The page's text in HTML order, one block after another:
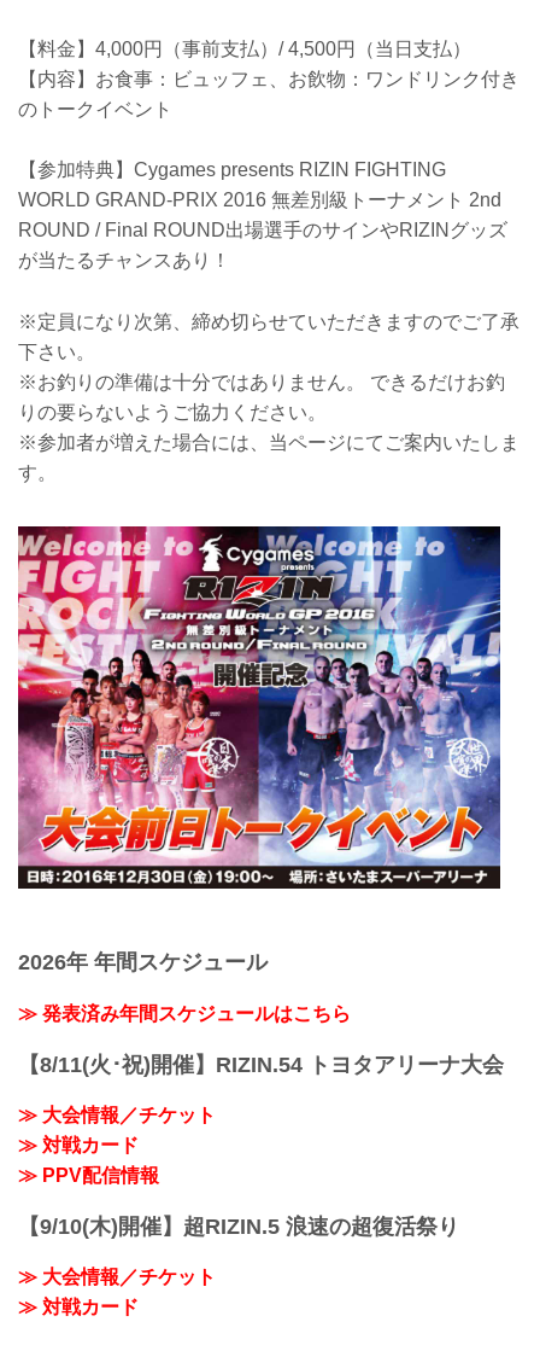
【料金】4,000円（事前支払）/ 4,500円（当日支払）
【内容】お食事：ビュッフェ、お飲物：ワンドリンク付き
のトークイベント
【参加特典】Cygames presents RIZIN FIGHTING
WORLD GRAND-PRIX 2016 無差別級トーナメント 2nd
ROUND / Final ROUND出場選手のサインやRIZINグッズ
が当たるチャンスあり！
※定員になり次第、締め切らせていただきますのでご了承
下さい。
※お釣りの準備は十分ではありません。 できるだけお釣
りの要らないようご協力ください。
※参加者が増えた場合には、当ページにてご案内いたしま
す。
2026年 年間スケジュール
≫ 発表済み年間スケジュールはこちら
【8/11(火･祝)開催】RIZIN.54 トヨタアリーナ大会
≫ 大会情報／チケット
≫ 対戦カード
≫ PPV配信情報
【9/10(木)開催】超RIZIN.5 浪速の超復活祭り
≫ 大会情報／チケット
≫ 対戦カード